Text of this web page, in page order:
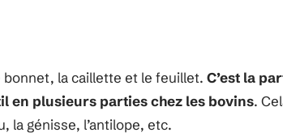
bonnet, la caillette et le feuillet. C’est la
en plusieurs parties chez les bovins.
la génisse, l’antilope, etc.